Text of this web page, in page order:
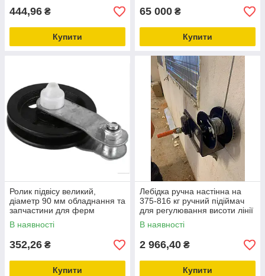
444,96 ₴
Купити
65 000 ₴
Купити
Ролик підвісу великий,
діаметр 90 мм обладнання та
запчастини для ферм
В наявності
352,26 ₴
Купити
Лебідка ручна настінна на
375-816 кг ручний підіймач
для регулювання висоти лінії
поїння птиці
В наявності
2 966,40 ₴
Купити